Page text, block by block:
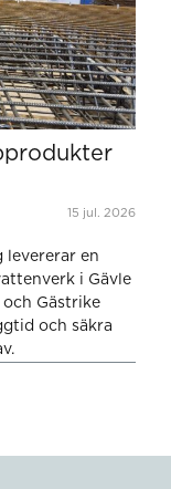
15 jul. 2026
levererar en
i Gävle
och Gästrike
och säkra